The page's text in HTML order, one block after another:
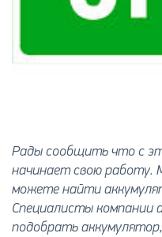
Рады сообщить что с
начинает свою работу.
можете найти
Специалисты компании
подобрать